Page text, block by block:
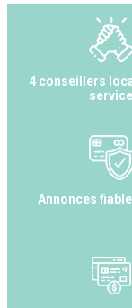
4 conseillers
service
Annonces